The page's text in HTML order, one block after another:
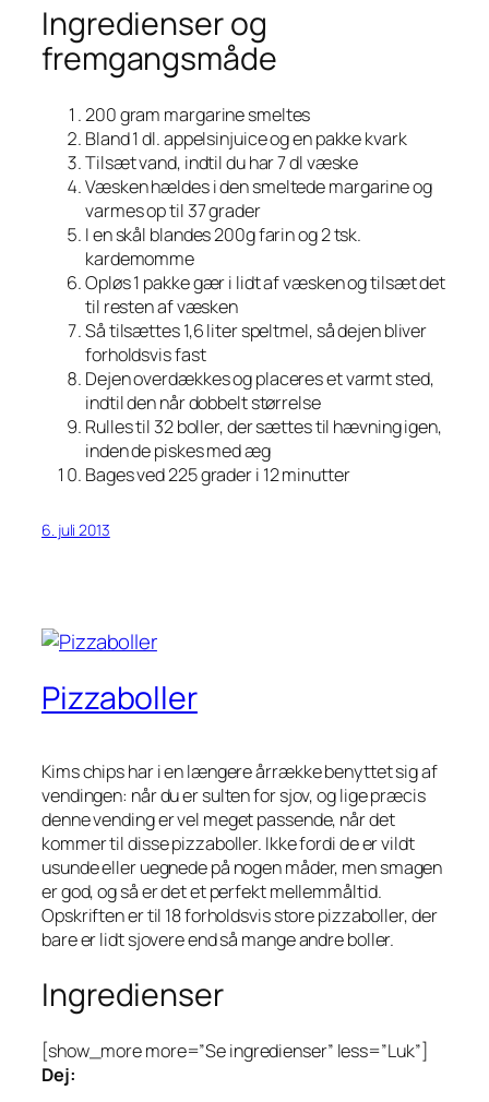
Ingredienser og
fremgangsmåde
200 gram margarine smeltes
Bland 1 dl. appelsinjuice og en pakke kvark
Tilsæt vand, indtil du har 7 dl væske
Væsken hældes i den smeltede margarine og
varmes op til 37 grader
I en skål blandes 200g farin og 2 tsk.
kardemomme
Opløs 1 pakke gær i lidt af væsken og tilsæt det
til resten af væsken
Så tilsættes 1,6 liter speltmel, så dejen bliver
forholdsvis fast
Dejen overdækkes og placeres et varmt sted,
indtil den når dobbelt størrelse
Rulles til 32 boller, der sættes til hævning igen,
inden de piskes med æg
Bages ved 225 grader i 12 minutter
6. juli 2013
Pizzaboller
Kims chips har i en længere årrække benyttet sig af
vendingen: når du er sulten for sjov, og lige præcis
denne vending er vel meget passende, når det
kommer til disse pizzaboller. Ikke fordi de er vildt
usunde eller uegnede på nogen måder, men smagen
er god, og så er det et perfekt mellemmåltid.
Opskriften er til 18 forholdsvis store pizzaboller, der
bare er lidt sjovere end så mange andre boller.
Ingredienser
[show_more more=”Se ingredienser” less=”Luk”]
Dej: